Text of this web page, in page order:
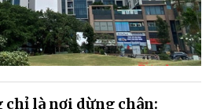
chỉ là nơi dừng chân: